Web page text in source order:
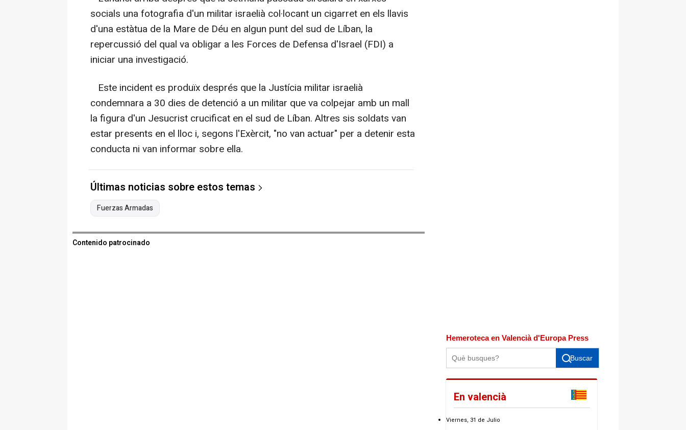
socials una fotografia d'un militar israelià col·locant un cigarret en els llavis
d'una estàtua de la Mare de Déu en algun punt del sud de Líban, la
repercussió del qual va obligar a les Forces de Defensa d'Israel (FDI) a
iniciar una investigació.
Este incident es produïx després que la Justícia militar israelià
condemnara a 30 dies de detenció a un militar que va colpejar amb un mall
la figura d'un Jesucrist crucificat en el sud de Líban. Altres sis soldats van
estar presents en el lloc i, segons l'Exèrcit, "no van actuar" per a detenir esta
conducta ni van informar sobre ella.
Últimas noticias sobre estos temas
Fuerzas Armadas
Contenido patrocinado
Hemeroteca en Valencià d'Europa Press
Buscar
En valencià
Viernes, 31 de Julio